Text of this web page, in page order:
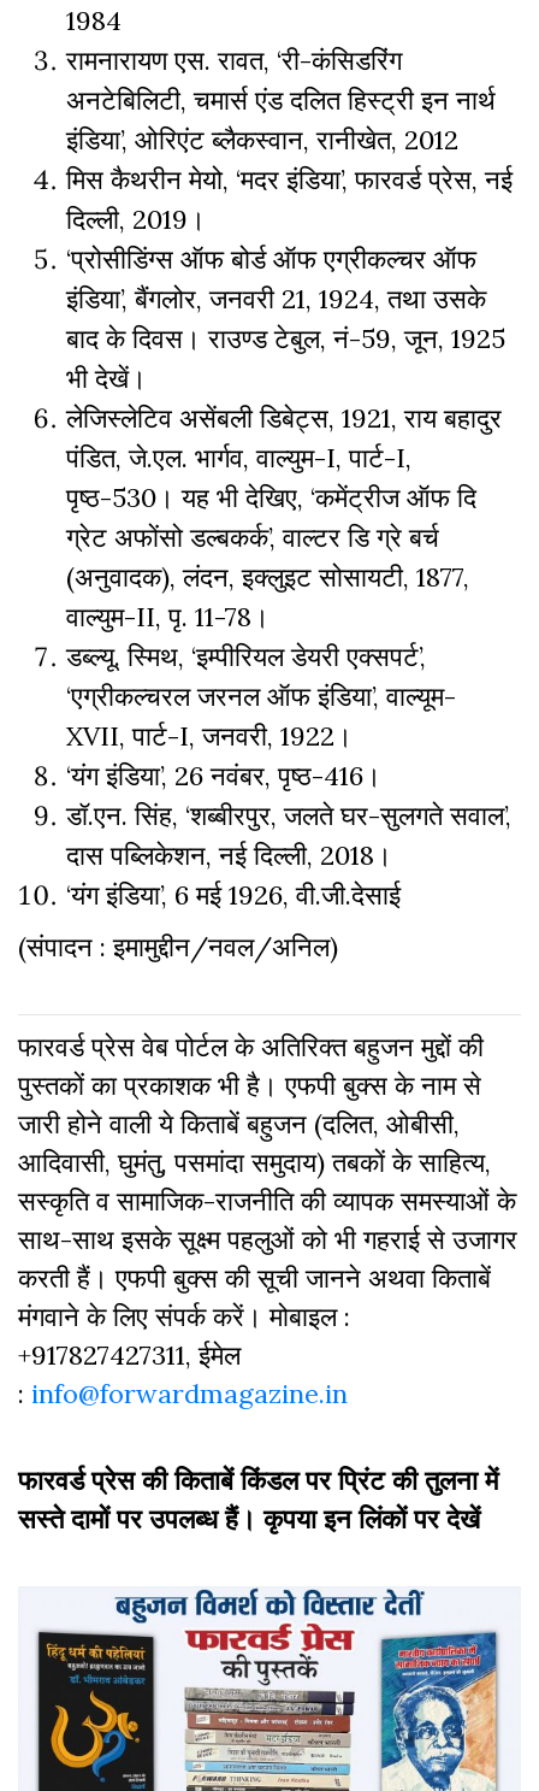
1984
रामनारायण एस. रावत, ‘री-कंसिडरिंग
अनटेबिलिटी, चमार्स एंड दलित हिस्ट्री इन नार्थ
इंडिया’, ओरिएंट ब्लैकस्वान, रानीखेत, 2012
मिस कैथरीन मेयो, ‘मदर इंडिया’, फारवर्ड प्रेस, नई
दिल्ली, 2019।
‘प्रोसीडिंग्स ऑफ बोर्ड ऑफ एग्रीकल्चर ऑफ
इंडिया’, बैंगलोर, जनवरी 21, 1924, तथा उसके
बाद के दिवस। राउण्ड टेबुल, नं-59, जून, 1925
भी देखें।
लेजिस्लेटिव असेंबली डिबेट्स, 1921, राय बहादुर
पंडित, जे.एल. भार्गव, वाल्युम-I, पार्ट-I,
पृष्ठ-530। यह भी देखिए, ‘कमेंट्रीज ऑफ दि
ग्रेट अफोंसो डल्बकर्क’, वाल्टर डि ग्रे बर्च
(अनुवादक), लंदन, इक्लुइट सोसायटी, 1877,
वाल्युम-II, पृ. 11-78।
डब्ल्यू. स्मिथ, ‘इम्पीरियल डेयरी एक्सपर्ट’,
‘एग्रीकल्चरल जरनल ऑफ इंडिया’, वाल्यूम-
XVII,पार्ट-I, जनवरी, 1922।
‘यंग इंडिया’, 26 नवंबर, पृष्ठ-416।
डॉ.एन. सिंह, ‘शब्बीरपुर, जलते घर-सुलगते सवाल’,
दास पब्लिकेशन, नई दिल्ली, 2018।
‘यंग इंडिया’, 6 मई 1926, वी.जी.देसाई
(संपादन : इमामुद्दीन/नवल/अनिल)
फारवर्ड प्रेस वेब पोर्टल के अतिरिक्‍त बहुजन मुद्दों की
पुस्‍तकों का प्रकाशक भी है। एफपी बुक्‍स के नाम से
जारी होने वाली ये किताबें बहुजन (दलित, ओबीसी,
आदिवासी, घुमंतु, पसमांदा समुदाय) तबकों के साहित्‍य,
सस्‍क‍ृति व सामाजिक-राजनीति की व्‍यापक समस्‍याओं के
साथ-साथ इसके सूक्ष्म पहलुओं को भी गहराई से उजागर
करती हैं। एफपी बुक्‍स की सूची जानने अथवा किताबें
मंगवाने के लिए संपर्क करें। मोबाइल :
+917827427311, ईमेल
: info@forwardmagazine.in
फारवर्ड प्रेस की किताबें किंडल पर प्रिंट की तुलना में
सस्ते दामों पर उपलब्ध हैं। कृपया इन लिंकों पर देखें